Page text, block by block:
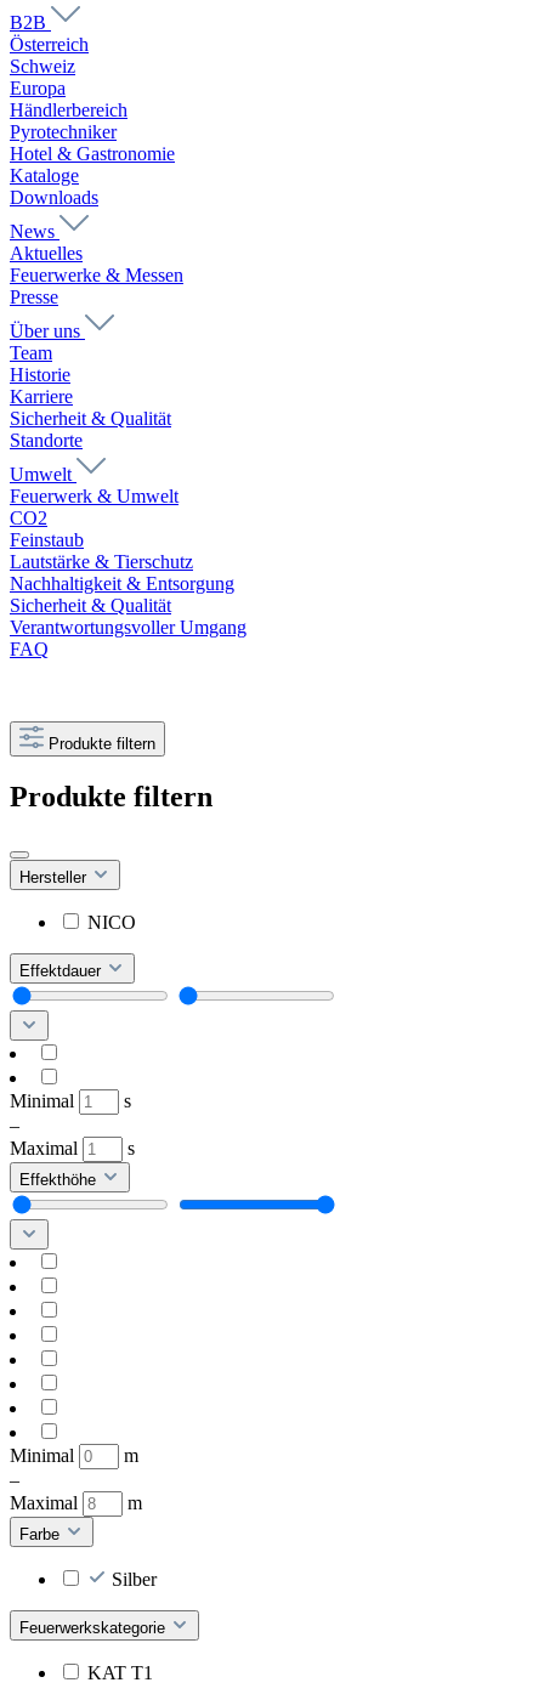
B2B
Österreich
Schweiz
Europa
Händlerbereich
Pyrotechniker
Hotel & Gastronomie
Kataloge
Downloads
News
Aktuelles
Feuerwerke & Messen
Presse
Über uns
Team
Historie
Karriere
Sicherheit & Qualität
Standorte
Umwelt
Feuerwerk & Umwelt
CO2
Feinstaub
Lautstärke & Tierschutz
Nachhaltigkeit & Entsorgung
Sicherheit & Qualität
Verantwortungsvoller Umgang
FAQ
Produkte filtern
Produkte filtern
Hersteller
NICO
Effektdauer
Minimal
s
–
Maximal
s
Effekthöhe
Minimal
m
–
Maximal
m
Farbe
Silber
Feuerwerkskategorie
KAT T1